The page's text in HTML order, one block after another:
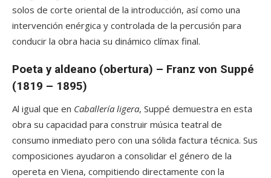
solos de corte oriental de la introducción, así como una
intervención enérgica y controlada de la percusión para
conducir la obra hacia su dinámico clímax final.
Poeta y aldeano (obertura) – Franz von Suppé
(1819 – 1895)
Al igual que en Caballería ligera, Suppé demuestra en esta
obra su capacidad para construir música teatral de
consumo inmediato pero con una sólida factura técnica. Sus
composiciones ayudaron a consolidar el género de la
opereta en Viena, compitiendo directamente con la